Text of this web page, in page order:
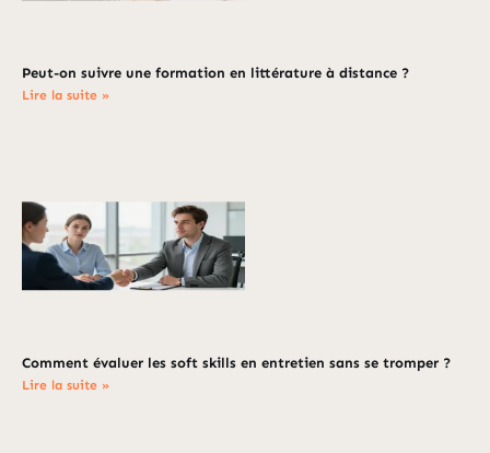
Peut-on suivre une formation en littérature à distance ?
Lire la suite »
Comment évaluer les soft skills en entretien sans se tromper ?
Lire la suite »